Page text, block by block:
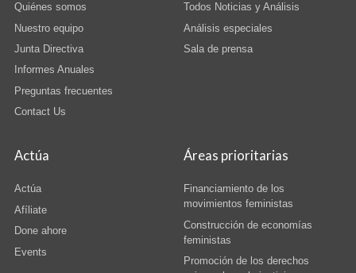
Quiénes somos
Nuestro equipo
Junta Directiva
Informes Anuales
Preguntas frecuentes
Contact Us
Todos Noticias y Análisis
Análisis especiales
Sala de prensa
Actúa
Actúa
Afíliate
Done ahore
Events
Áreas prioritarias
Financiamiento de los
movimientos feministas
Construcción de economías
feministas
Promoción de los derechos